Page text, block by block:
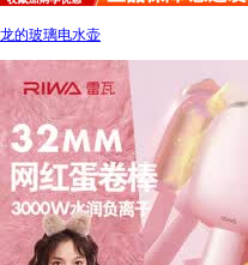
龙的玻璃电水壶